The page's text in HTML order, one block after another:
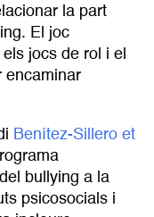
la part
El joc
jocs de rol i el
encaminar
Benítez-Sillero et
bullying a la
psicosocials i